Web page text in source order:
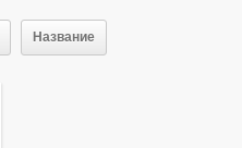
Название